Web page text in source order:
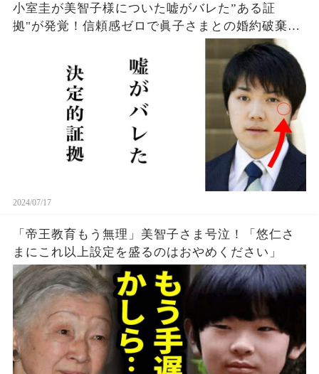
小室圭が美智子様についた嘘がバレた”ある証
拠"が発覚！信頼感ゼロで眞子さまとの婚約破棄は
2024/07/17
「帝王教育もう無理」美智子さま号泣！「悠仁さ
まにこれ以上設定を盛るのはおやめください」